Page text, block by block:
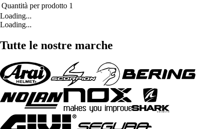
Quantità per prodotto 1
Loading...
Loading...
Tutte le nostre marche